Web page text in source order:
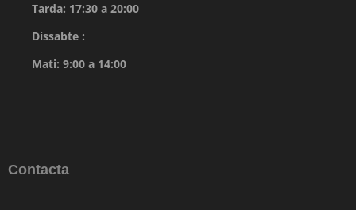
Tarda: 17:30 a 20:00
Dissabte :
Mati: 9:00 a 14:00
Contacta